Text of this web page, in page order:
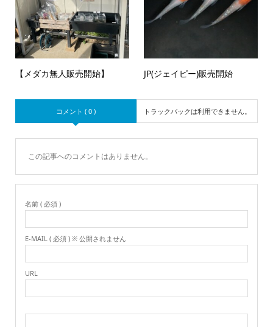
【メダカ無人販売開始】 JP(ジェイピー)販売開始
コメント ( 0 ) トラックバックは利用できません。
この記事へのコメントはありません。
名前 ( 必須 )
E-MAIL ( 必須 ) ※ 公開されません
URL